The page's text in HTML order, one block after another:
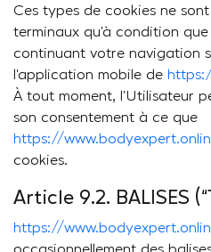
Ces types de cookies ne
terminaux qu’à condition
continuant votre navigation
l’application mobile de
À tout moment, l’Utilisateur
son consentement à ce que
https://
cookies.
Article 9.2. BALISES
https://